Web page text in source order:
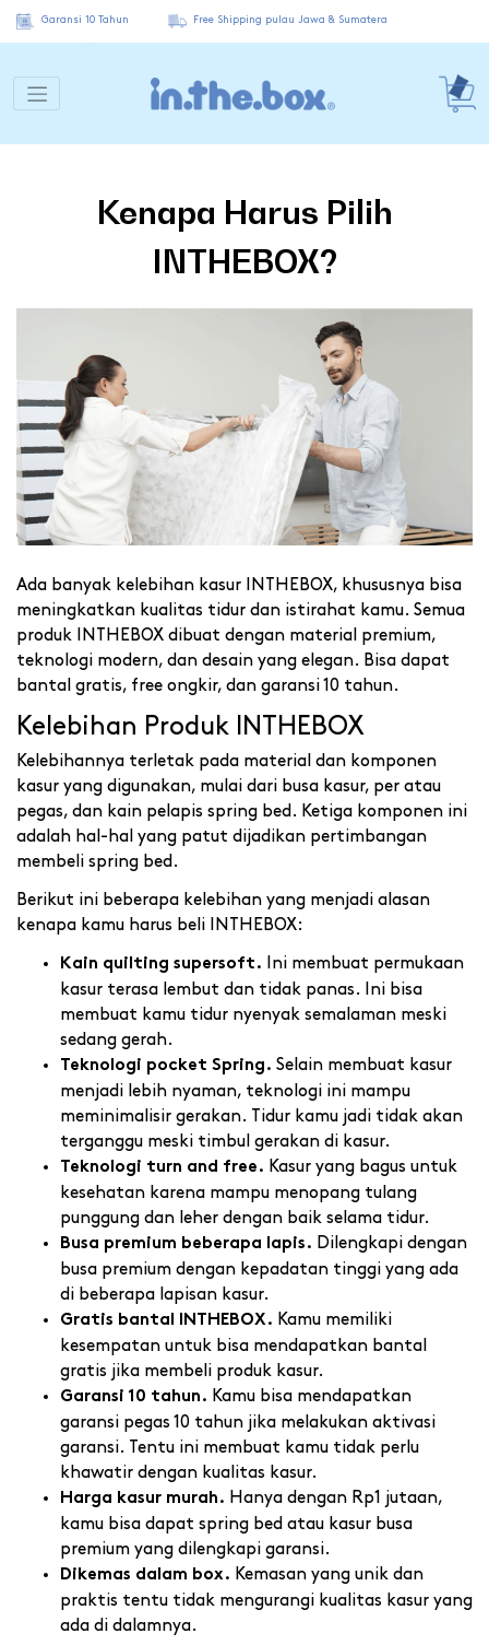
Garansi 10 Tahun Free Shipping pulau Jawa & Sumatera
Kenapa Harus Pilih
INTHEBOX?
Ada banyak kelebihan kasur INTHEBOX, khususnya bisa
meningkatkan kualitas tidur dan istirahat kamu. Semua
produk INTHEBOX dibuat dengan material premium,
teknologi modern, dan desain yang elegan. Bisa dapat
bantal gratis, free ongkir, dan garansi 10 tahun.
Kelebihan Produk INTHEBOX
Kelebihannya terletak pada material dan komponen
kasur yang digunakan, mulai dari busa kasur, per atau
pegas, dan kain pelapis spring bed. Ketiga komponen ini
adalah hal-hal yang patut dijadikan pertimbangan
membeli spring bed.
Berikut ini beberapa kelebihan yang menjadi alasan
kenapa kamu harus beli INTHEBOX:
Kain quilting supersoft. Ini membuat permukaan
kasur terasa lembut dan tidak panas. Ini bisa
membuat kamu tidur nyenyak semalaman meski
sedang gerah.
Teknologi pocket Spring. Selain membuat kasur
menjadi lebih nyaman, teknologi ini mampu
meminimalisir gerakan. Tidur kamu jadi tidak akan
terganggu meski timbul gerakan di kasur.
Teknologi turn and free. Kasur yang bagus untuk
kesehatan karena mampu menopang tulang
punggung dan leher dengan baik selama tidur.
Busa premium beberapa lapis. Dilengkapi dengan
busa premium dengan kepadatan tinggi yang ada
di beberapa lapisan kasur.
Gratis bantal INTHEBOX. Kamu memiliki
kesempatan untuk bisa mendapatkan bantal
gratis jika membeli produk kasur.
Garansi 10 tahun. Kamu bisa mendapatkan
garansi pegas 10 tahun jika melakukan aktivasi
garansi. Tentu ini membuat kamu tidak perlu
khawatir dengan kualitas kasur.
Harga kasur murah. Hanya dengan Rp1 jutaan,
kamu bisa dapat spring bed atau kasur busa
premium yang dilengkapi garansi.
Dikemas dalam box. Kemasan yang unik dan
praktis tentu tidak mengurangi kualitas kasur yang
ada di dalamnya.